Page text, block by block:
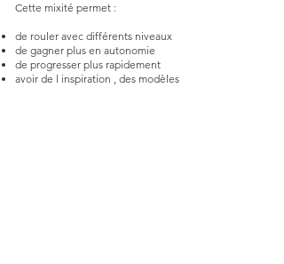
Cette mixité permet :
de rouler avec différents niveaux
de gagner plus en autonomie
de progresser plus rapidement
avoir de l inspiration , des modèles